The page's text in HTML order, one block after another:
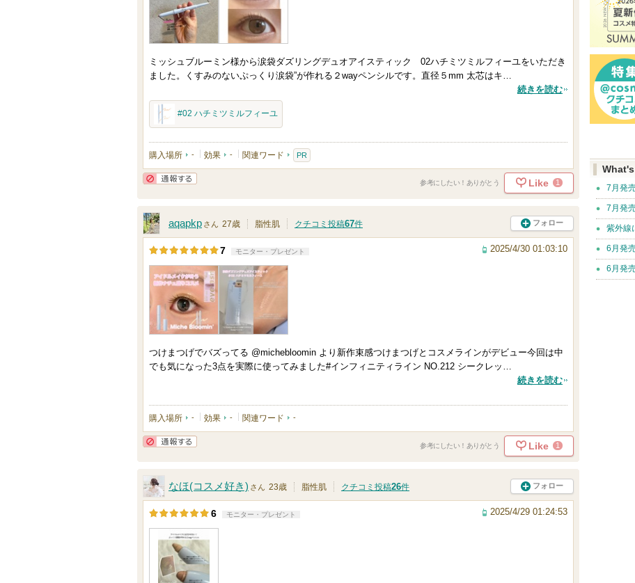
て
い
す
上
の
ン
に
お
録
さ
れ
て
い
す
ミッシュブルーミン様から涙袋ダズリングデュオアイスティック 02ハチミツミルフィーユをいただき
ました。くすみのないぷっくり涙袋”が作れる２wayペンシルです。直径５mm 太芯はキ…
続きを読む
#02 ハチミツミルフィーユ
購入場所 - 効果 - 関連ワード PR
参考にしたい！ありがとう Like 1
aqapkp さん 27歳 脂性肌 クチコミ投稿67件 フォロー
7 モニター・プレゼント 2025/4/30 01:03:10
つけまつげでバズってる @michebloomin より新作束感つけまつげとコスメラインがデビュー今回は中
でも気になった3点を実際に使ってみました#インフィニティライン NO.212 シークレッ…
続きを読む
購入場所 - 効果 - 関連ワード -
参考にしたい！ありがとう Like 1
なほ(コスメ好き) さん 23歳 脂性肌 クチコミ投稿26件 フォロー
6 モニター・プレゼント 2025/4/29 01:24:53
7月発
7月発
紫外線
6月発
6月発